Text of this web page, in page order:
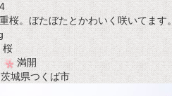
4
桜。ぼたぼたとかわいく咲いてます。
桜
満開
城県つくば市